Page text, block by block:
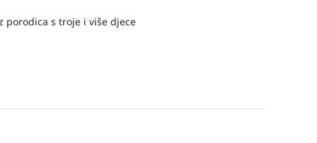
porodica s troje i više djece